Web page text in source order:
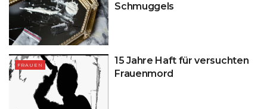
Schmuggels
FRAUEN
15 Jahre Haft für versuchten
Frauenmord